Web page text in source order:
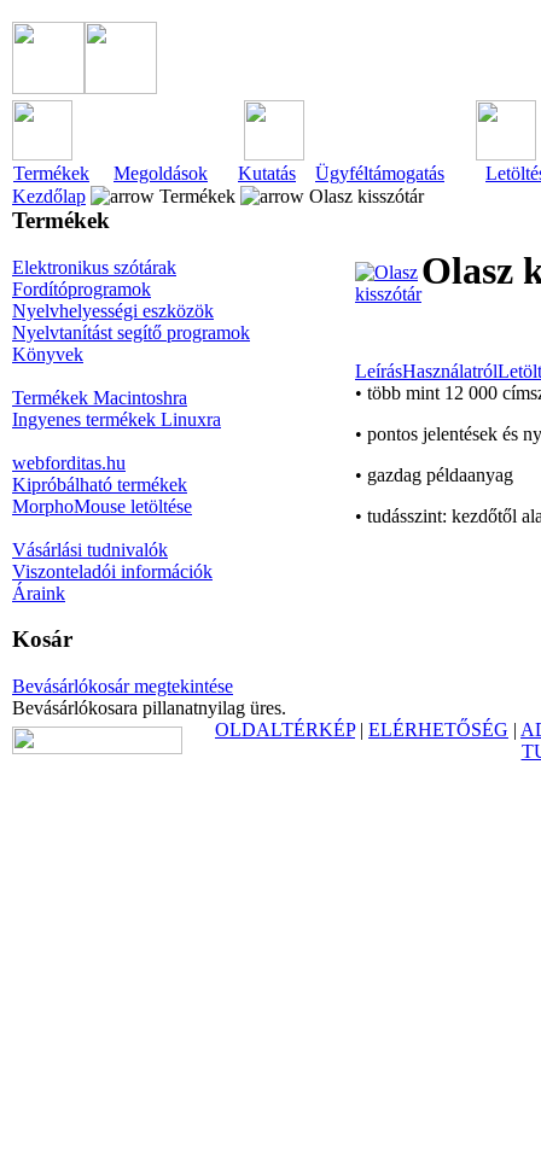
Termékek Megoldások Kutatás Ügyféltámogatás
Kezdőlap
Termékek Olasz kisszótár
Termékek
Elektronikus szótárak
Fordítóprogramok
Nyelvhelyességi eszközök
Nyelvtanítást segítő programok
Könyvek
Termékek Macintoshra
Ingyenes termékek Linuxra
webforditas.hu
Kipróbálható termékek
MorphoMouse letöltése
Vásárlási tudnivalók
Viszonteladói információk
Áraink
Kosár
Bevásárlókosár megtekintése
Bevásárlókosara pillanatnyilag üres.
Olasz
LeírásHasználatról
• több mint 12 000
• pontos jelentések és
• gazdag példaanyag
• tudásszint: kezdőtől
OLDALTÉRKÉP| ELÉRHETŐSÉG |